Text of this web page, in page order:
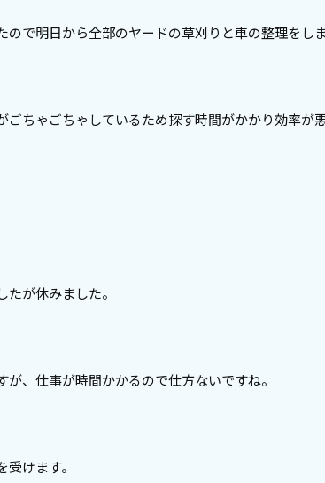
で明日から全部のヤードの草刈りと車の整理をしま
ちゃごちゃしているため探す時間がかかり効率が悪
が休みました。
、仕事が時間かかるので仕方ないですね。
けます。